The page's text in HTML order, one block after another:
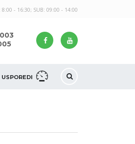
8:00 - 16:30; SUB: 09:00 - 14:00
USPOREDI